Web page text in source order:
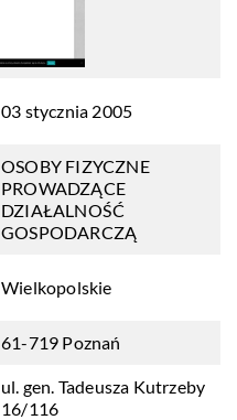
03 stycznia 2005
OSOBY FIZYCZNE
PROWADZĄCE
DZIAŁALNOŚĆ
GOSPODARCZĄ
Wielkopolskie
61-719 Poznań
ul. gen. Tadeusza Kutrzeby
16/116